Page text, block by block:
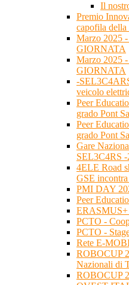
Il
Premio
capofila
Marzo 2025
GIORNATA
Marzo 2025
GIORNATA
-
veicolo
Peer
grado Pont
Peer
grado Pont
Gare
SEL3C4RS -
4ELE Road
GSE
PMI DAY
Peer
PCTO -
PCTO -
Rete E-
ROBOCUP
Nazionali di
ROBOCUP